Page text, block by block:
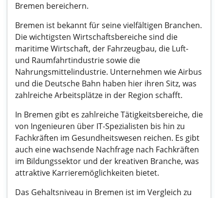
Bremen bereichern.
Bremen ist bekannt für seine vielfältigen Branchen.
Die wichtigsten Wirtschaftsbereiche sind die
maritime Wirtschaft, der Fahrzeugbau, die Luft-
und Raumfahrtindustrie sowie die
Nahrungsmittelindustrie. Unternehmen wie Airbus
und die Deutsche Bahn haben hier ihren Sitz, was
zahlreiche Arbeitsplätze in der Region schafft.
In Bremen gibt es zahlreiche Tätigkeitsbereiche, die
von Ingenieuren über IT-Spezialisten bis hin zu
Fachkräften im Gesundheitswesen reichen. Es gibt
auch eine wachsende Nachfrage nach Fachkräften
im Bildungssektor und der kreativen Branche, was
attraktive Karrieremöglichkeiten bietet.
Das Gehaltsniveau in Bremen ist im Vergleich zu